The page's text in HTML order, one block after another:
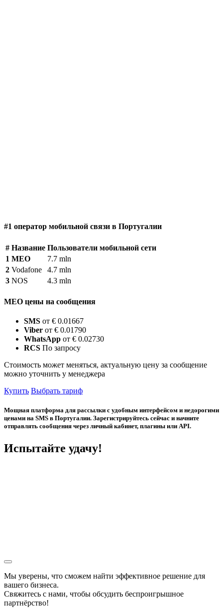
#1 оператор мобильной связи в Португалии
# Название Пользователи мобильной сети
1 MEO
7.7 mln
2 Vodafone
4.7 mln
3 NOS 4.3 mln
MEO цены на сообщения
SMS от € 0.01667
Viber от € 0.01790
WhatsApp от € 0.02730
RCS По запросу
Стоимость может меняться, актуальную цену за сообщение
можно уточнить у менеджера
Купить Выбрать тариф
Мощная платформа для рассылки с удобным интерфейсом и недорогими
ценами на SMS в Португалии. Зарегистрируйтесь сейчас и начните
отправлять сообщения через личный кабинет, плагины или API.
Испытайте удачу!
Мы уверены, что сможем найти эффективное решение для
вашего бизнеса.
Свяжитесь с нами, чтобы обсудить беспроигрышное
партнёрство!